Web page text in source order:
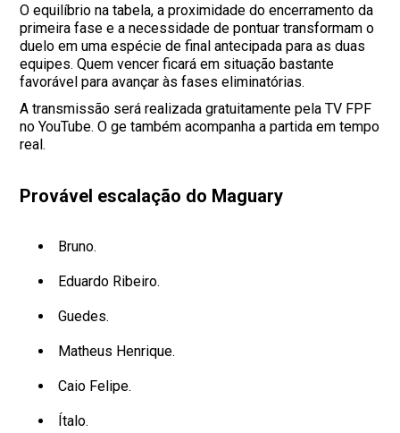
O equilíbrio na tabela, a proximidade do encerramento da
primeira fase e a necessidade de pontuar transformam o
duelo em uma espécie de final antecipada para as duas
equipes. Quem vencer ficará em situação bastante
favorável para avançar às fases eliminatórias.
A transmissão será realizada gratuitamente pela TV FPF
no YouTube. O ge também acompanha a partida em tempo
real.
Provável escalação do Maguary
Bruno.
Eduardo Ribeiro.
Guedes.
Matheus Henrique.
Caio Felipe.
Ítalo.